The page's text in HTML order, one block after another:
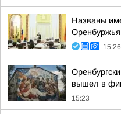
Названы
Оренбуржья
15:26
вышел в
15:23